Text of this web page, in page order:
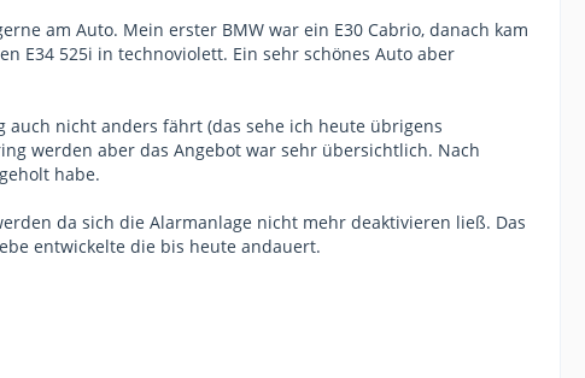
am Auto. Mein erster BMW war ein E30 Cabrio, danach kam
E34 525i in technoviolett. Ein sehr schönes Auto aber
nicht anders fährt (das sehe ich heute übrigens
werden aber das Angebot war sehr übersichtlich. Nach
habe.
da sich die Alarmanlage nicht mehr deaktivieren ließ. Das
entwickelte die bis heute andauert.